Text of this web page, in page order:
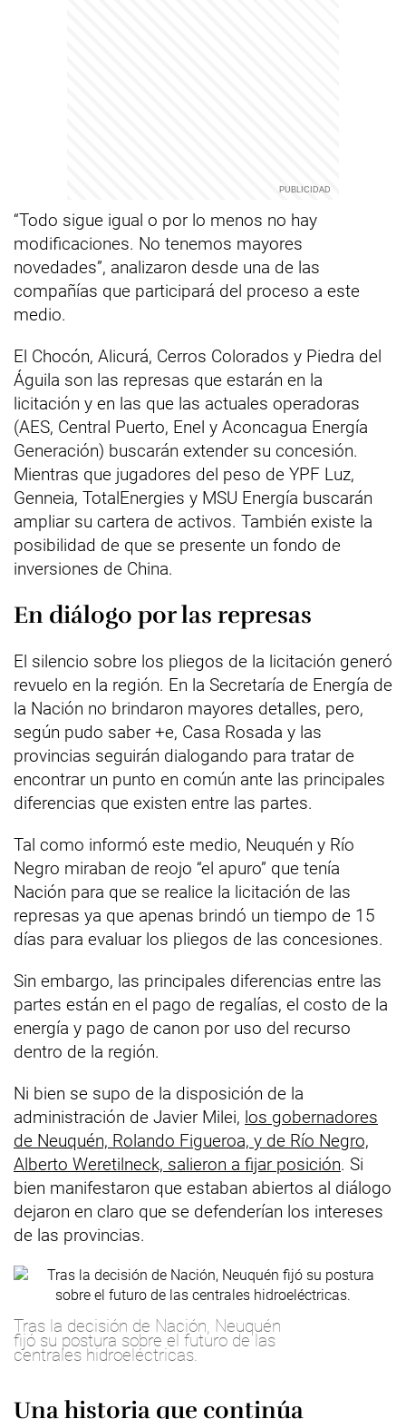
“Todo sigue igual o por lo menos no hay
modificaciones. No tenemos mayores
novedades”, analizaron desde una de las
compañías que participará del proceso a este
medio.
El Chocón, Alicurá, Cerros Colorados y Piedra del
Águila son las represas que estarán en la
licitación y en las que las actuales operadoras
(AES, Central Puerto, Enel y Aconcagua Energía
Generación) buscarán extender su concesión.
Mientras que jugadores del peso de YPF Luz,
Genneia, TotalEnergies y MSU Energía buscarán
ampliar su cartera de activos. También existe la
posibilidad de que se presente un fondo de
inversiones de China.
En diálogo por las represas
El silencio sobre los pliegos de la licitación generó
revuelo en la región. En la Secretaría de Energía de
la Nación no brindaron mayores detalles, pero,
según pudo saber +e, Casa Rosada y las
provincias seguirán dialogando para tratar de
encontrar un punto en común ante las principales
diferencias que existen entre las partes.
Tal como informó este medio, Neuquén y Río
Negro miraban de reojo “el apuro” que tenía
Nación para que se realice la licitación de las
represas ya que apenas brindó un tiempo de 15
días para evaluar los pliegos de las concesiones.
Sin embargo, las principales diferencias entre las
partes están en el pago de regalías, el costo de la
energía y pago de canon por uso del recurso
dentro de la región.
Ni bien se supo de la disposición de la
administración de Javier Milei, los gobernadores
de Neuquén, Rolando Figueroa, y de Río Negro,
Alberto Weretilneck, salieron a fijar posición. Si
bien manifestaron que estaban abiertos al diálogo
dejaron en claro que se defenderían los intereses
de las provincias.
Tras la decisión de Nación, Neuquén
fijó su postura sobre el futuro de las
centrales hidroeléctricas.
Una historia que continúa